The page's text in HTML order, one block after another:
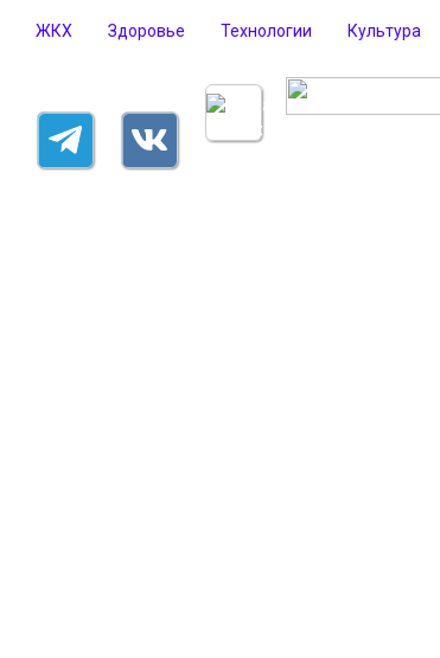
ЖКХ Здоровье Технологии Культура